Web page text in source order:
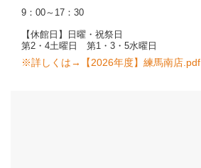
9：00～17：30
【休館日】日曜・祝祭日
第2・4土曜日 第1・3・5水曜日
※詳しくは→【2026年度】練馬南店.pdf